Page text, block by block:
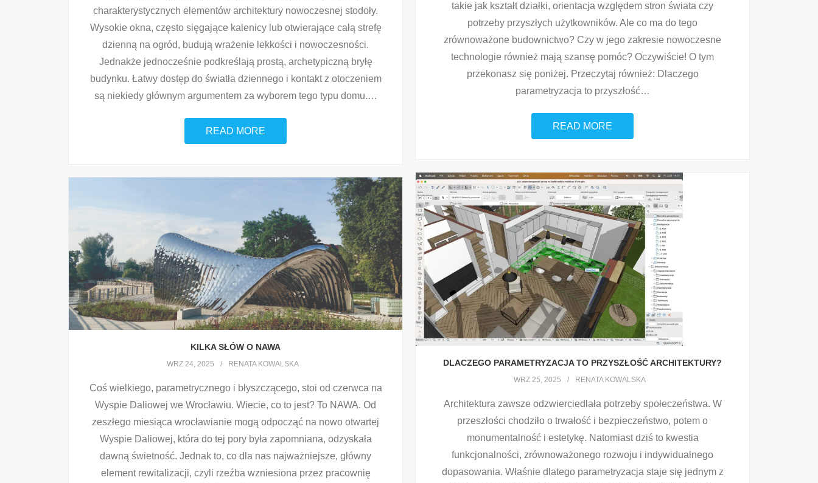
charakterystycznych elementów architektury nowoczesnej stodoły.
Wysokie okna, często sięgające kalenicy lub otwierające całą strefę
dzienną na ogród, budują wrażenie lekkości i nowoczesności.
Jednakże jednocześnie podkreślają prostą, archetypiczną bryłę
budynku. Łatwy dostęp do światła dziennego i kontakt z otoczeniem
są niekiedy głównym argumentem za wyborem tego typu domu.…
READ MORE
takie jak kształt działki, orientacja względem stron świata czy
potrzeby przyszłych użytkowników. Ale co ma do tego
zrównoważone budownictwo? Czy w jego zakresie nowoczesne
technologie również mają szansę pomóc? Oczywiście! O tym
przekonasz się poniżej. Przeczytaj również: Dlaczego
parametryzacja to przyszłość…
READ MORE
DLACZEGO PARAMETRYZACJA TO PRZYSZŁOŚĆ ARCHITEKTURY?
WRZ 25, 2025 RENATA KOWALSKA
Architektura zawsze odzwierciedlała potrzeby społeczeństwa. W
przeszłości chodziło o trwałość i bezpieczeństwo, potem o
monumentalność i estetykę. Natomiast dziś to kwestia
funkcjonalności, zrównoważonego rozwoju i indywidualnego
dopasowania. Właśnie dlatego parametryzacja staje się jednym z
KILKA SŁÓW O NAWA
WRZ 24, 2025 RENATA KOWALSKA
Coś wielkiego, parametrycznego i błyszczącego, stoi od czerwca na
Wyspie Daliowej we Wrocławiu. Wiecie, co to jest? To NAWA. Od
zeszłego miesiąca wrocławianie mogą odpocząć na nowo otwartej
Wyspie Daliowej, która do tej pory była zapomniana, odzyskała
dawną świetność. Jednak to, co dla nas najważniejsze, główny
element rewitalizacji, czyli rzeźba wzniesiona przez pracownię